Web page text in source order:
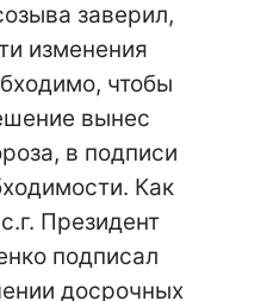
заверил,
изменения
чтобы
вынес
в подписи
Как
Президент
подписал
досрочных